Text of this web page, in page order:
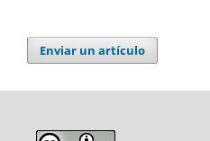
Enviar un artículo